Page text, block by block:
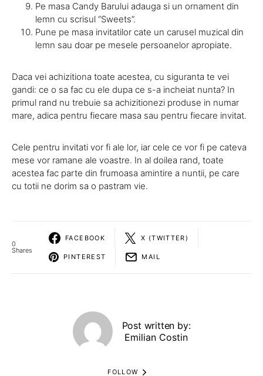
Pe masa Candy Barului adauga si un ornament din
lemn cu scrisul “Sweets”.
Pune pe masa invitatilor cate un carusel muzical din
lemn sau doar pe mesele persoanelor apropiate.
Daca vei achizitiona toate acestea, cu siguranta te vei
gandi: ce o sa fac cu ele dupa ce s-a incheiat nunta? In
primul rand nu trebuie sa achizitionezi produse in numar
mare, adica pentru fiecare masa sau pentru fiecare invitat.
Cele pentru invitati vor fi ale lor, iar cele ce vor fi pe cateva
mese vor ramane ale voastre. In al doilea rand, toate
acestea fac parte din frumoasa amintire a nuntii, pe care
cu totii ne dorim sa o pastram vie.
0
Shares
FACEBOOK X (TWITTER)
PINTEREST MAIL
Post written by:
Emilian Costin
FOLLOW